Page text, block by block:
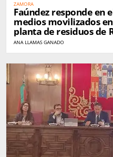
ZAMORA
Faúndez responde en
medios movilizados
planta de residuos de
ANA LLAMAS GANADO